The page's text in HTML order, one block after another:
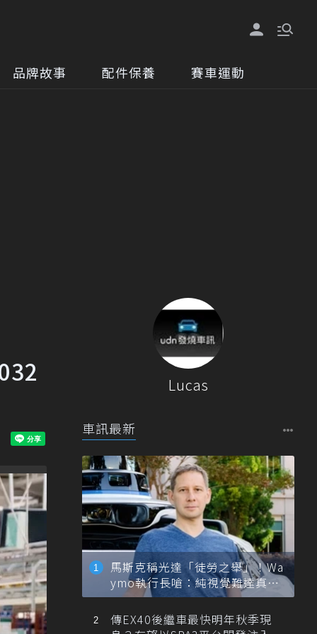
品牌故事 配件保養 賽車運動
Lucas
車訊最新
馬斯克稱光達「徒勞之舉」！Wa
ymo執行長嗆：純視覺難達真正
自動駕駛
傳EX40後繼車最快明年秋季現